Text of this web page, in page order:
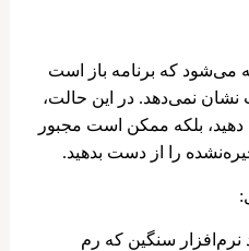
می‌شود که برنامه باز است
نشان نمی‌دهد. در این حالت،
دهید، بلکه ممکن است مجبور
را از دست بدهید.
نرم‌افزار سنگین که رم